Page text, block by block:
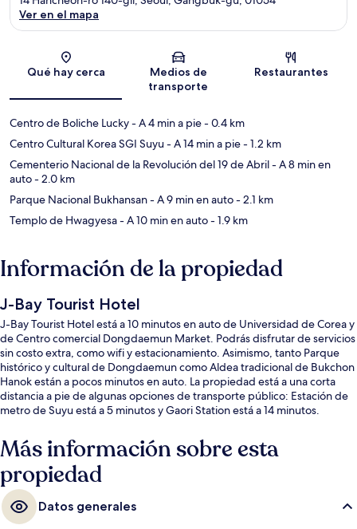
Sección del mapa
Ver en el mapa
Qué hay cerca
Medios de
transporte
Restaurantes
Centro de Boliche Lucky- A 4 min a pie- 0.4 km
Centro Cultural Korea SGI Suyu- A 14 min a pie- 1.2 km
Cementerio Nacional de la Revolución del 19 de Abril- A 8 min en
auto- 2.0 km
Parque Nacional Bukhansan- A 9 min en auto- 2.1 km
Templo de Hwagyesa- A 10 min en auto- 1.9 km
Información de la propiedad
J-Bay Tourist Hotel
J-Bay Tourist Hotel está a 10 minutos en auto de Universidad de Corea y
de Centro comercial Dongdaemun Market. Podrás disfrutar de servicios
sin costo extra, como wifi y estacionamiento. Asimismo, tanto Parque
histórico y cultural de Dongdaemun como Aldea tradicional de Bukchon
Hanok están a pocos minutos en auto. La propiedad está a una corta
distancia a pie de algunas opciones de transporte público: Estación de
metro de Suyu está a 5 minutos y Gaori Station está a 14 minutos.
Más información sobre esta
propiedad
Datos generales